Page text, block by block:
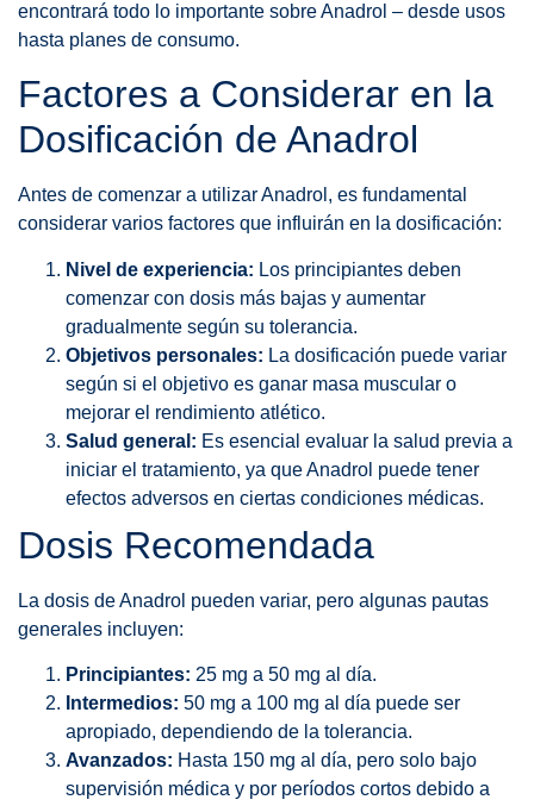
encontrará todo lo importante sobre Anadrol – desde usos
hasta planes de consumo.
Factores a Considerar en la
Dosificación de Anadrol
Antes de comenzar a utilizar Anadrol, es fundamental
considerar varios factores que influirán en la dosificación:
Nivel de experiencia: Los principiantes deben
comenzar con dosis más bajas y aumentar
gradualmente según su tolerancia.
Objetivos personales: La dosificación puede variar
según si el objetivo es ganar masa muscular o
mejorar el rendimiento atlético.
Salud general: Es esencial evaluar la salud previa a
iniciar el tratamiento, ya que Anadrol puede tener
efectos adversos en ciertas condiciones médicas.
Dosis Recomendada
La dosis de Anadrol pueden variar, pero algunas pautas
generales incluyen:
Principiantes: 25 mg a 50 mg al día.
Intermedios: 50 mg a 100 mg al día puede ser
apropiado, dependiendo de la tolerancia.
Avanzados: Hasta 150 mg al día, pero solo bajo
supervisión médica y por períodos cortos debido a